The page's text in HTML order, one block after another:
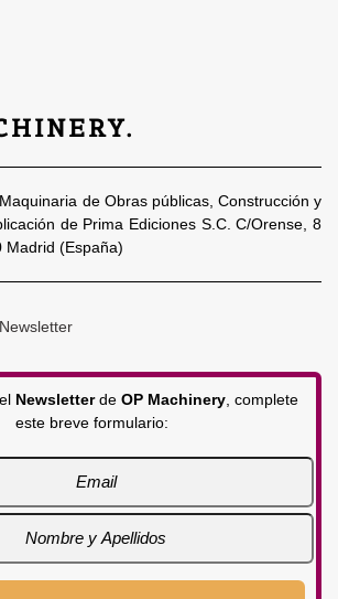
de Obras públicas, Construcción y
de Prima Ediciones S.C. C/Orense, 8
Madrid (España)
Newsletterde OP Machinery, complete
este breve formulario: